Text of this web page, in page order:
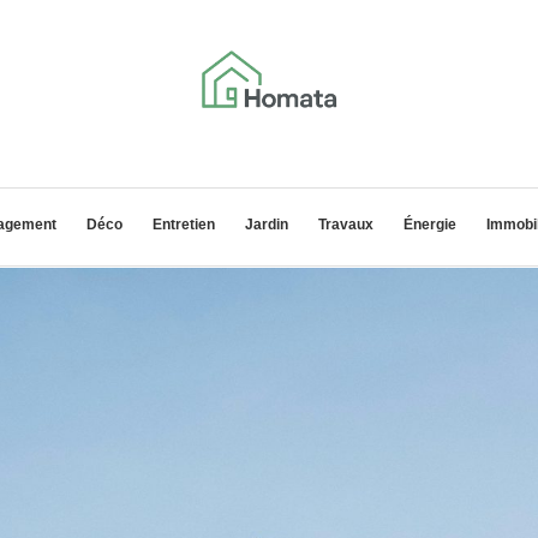
Déco Entretien Jardin Travaux Énergie